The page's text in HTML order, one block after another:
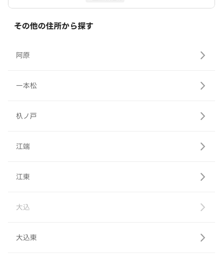
その他の住所から探す
阿原
一本松
杁ノ戸
江端
江東
大込
大込東